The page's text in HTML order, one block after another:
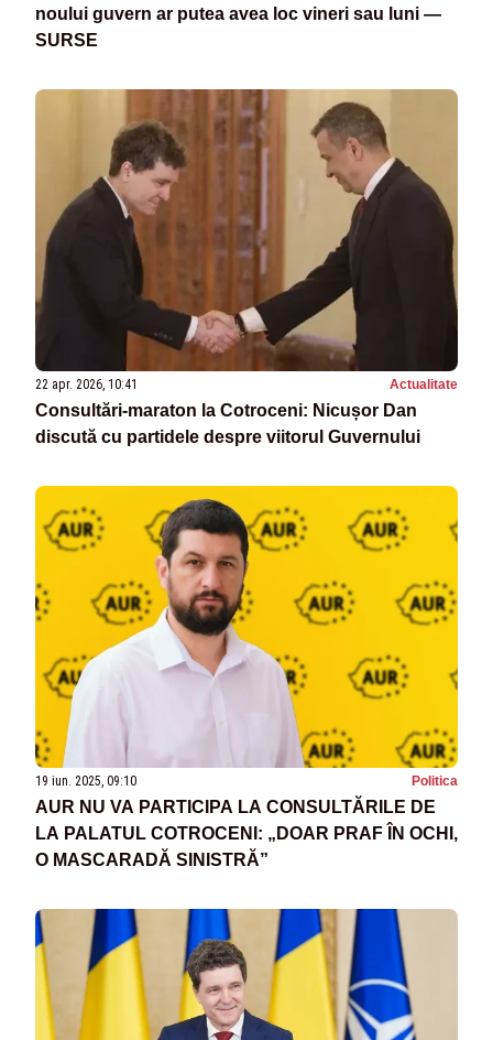
noului guvern ar putea avea loc vineri sau luni —
SURSE
22 apr. 2026, 10:41 Actualitate
Consultări-maraton la Cotroceni: Nicușor Dan
discută cu partidele despre viitorul Guvernului
19 iun. 2025, 09:10 Politica
AUR NU VA PARTICIPA LA CONSULTĂRILE DE
LA PALATUL COTROCENI: „DOAR PRAF ÎN OCHI,
O MASCARADĂ SINISTRĂ”